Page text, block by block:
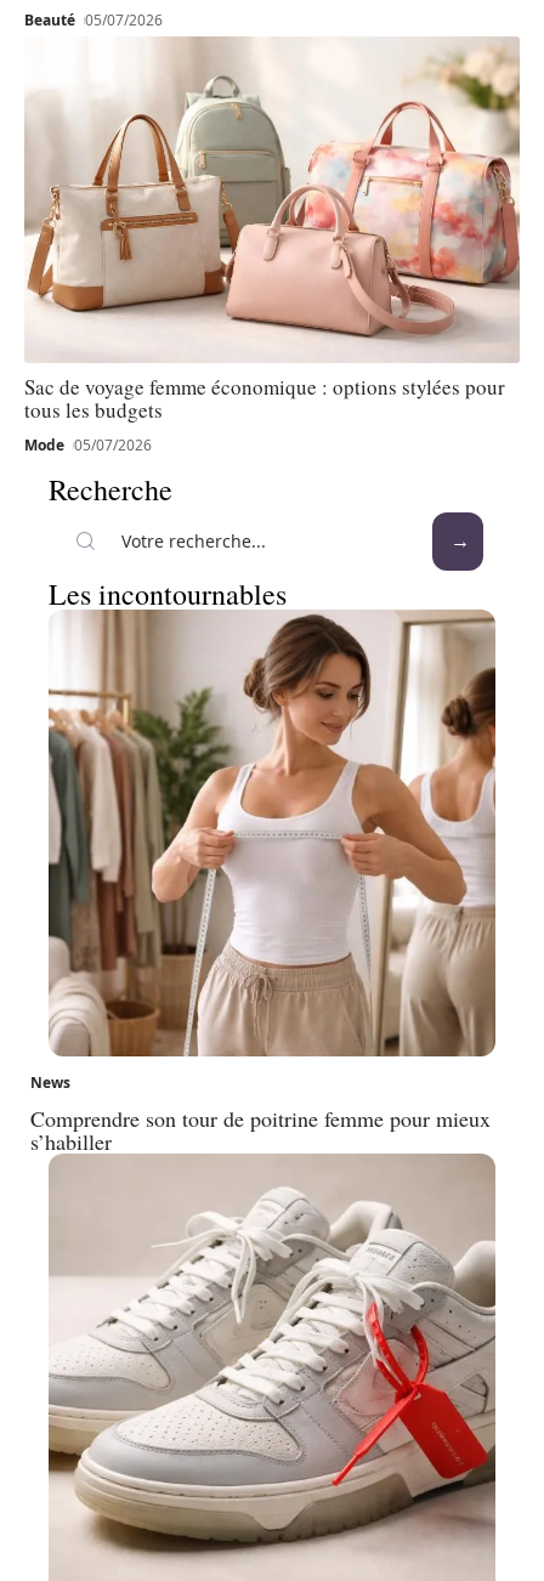
Beauté 05/07/2026
Sac de voyage femme économique : options stylées pour
tous les budgets
Mode 05/07/2026
Recherche
Les incontournables
News
Comprendre son tour de poitrine femme pour mieux
s’habiller